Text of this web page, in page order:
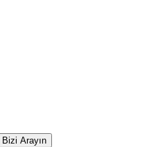
Bizi Arayın